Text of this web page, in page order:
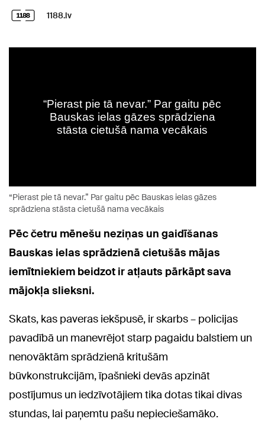
1188.lv
“Pierast pie tā nevar.” Par gaitu pēc Bauskas ielas gāzes
sprādziena stāsta cietušā nama vecākais
Pēc četru mēnešu neziņas un gaidīšanas
Bauskas ielas sprādzienā cietušās mājas
iemītniekiem beidzot ir atļauts pārkāpt sava
mājokļa slieksni.
Skats, kas paveras iekšpusē, ir skarbs – policijas
pavadībā un manevrējot starp pagaidu balstiem un
nenovāktām sprādzienā kritušām
būvkonstrukcijām, īpašnieki devās apzināt
postījumus un iedzīvotājiem tika dotas tikai divas
stundas, lai paņemtu pašu nepieciešamāko.